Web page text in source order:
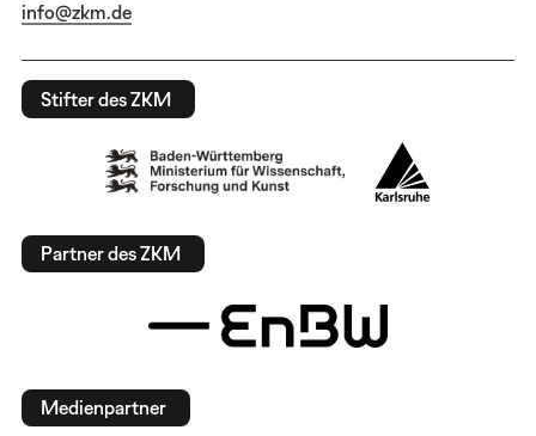
info@zkm.de
Stifter des ZKM
Partner des ZKM
Medienpartner